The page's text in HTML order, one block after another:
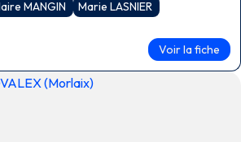
MANGIN
Marie LASNIER
Voir la fiche